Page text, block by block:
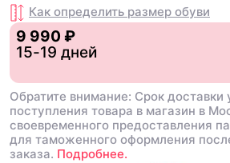
Как определить размер обуви
9 990 ₽
15-19 дней
Обратите внимание: Срок доставки
поступления товара в магазин в
своевременного предоставления
для таможенного оформления
заказа. Подробнее.